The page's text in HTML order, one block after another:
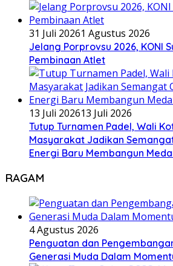
31 Juli 20261 Agustus 2026
Jelang Porprovsu 2026, KONI
Pembinaan Atlet
13 Juli 202613 Juli 2026
Tutup Turnamen Padel, Wali
Masyarakat Jadikan
Energi Baru Membangun
RAGAM
4 Agustus 2026
Penguatan dan
Generasi Muda Dalam